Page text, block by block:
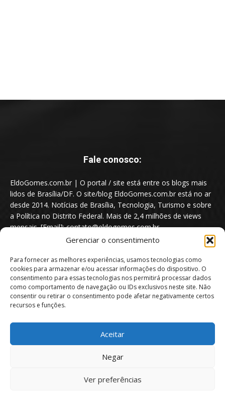
Gerenciar o consentimento
Para fornecer as melhores experiências, usamos tecnologias como
cookies para armazenar e/ou acessar informações do dispositivo. O
consentimento para essas tecnologias nos permitirá processar dados
como comportamento de navegação ou IDs exclusivos neste site. Não
consentir ou retirar o consentimento pode afetar negativamente certos
recursos e funções.
Aceitar
Negar
Ver preferências
Fale conosco:
EldoGomes.com.br | O portal / site está entre os blogs mais
lidos de Brasília/DF. O site/blog EldoGomes.com.br está no ar
desde 2014. Notícias de Brasília, Tecnologia, Turismo e sobre
a Política no Distrito Federal. Mais de 2,4 milhões de views
mensais. [Email]: contato@eldogomes.com.br
Portal EldoGomes.com.br | Entre os Blogs mais lidos de Brasília/DF. |
Quem é “Eldo Gomes”
Política de privacidade